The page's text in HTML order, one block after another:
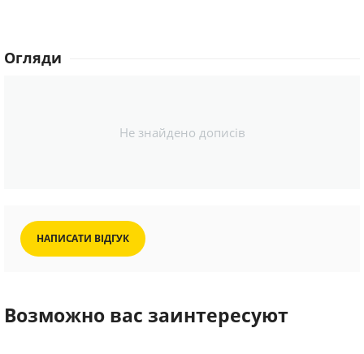
Огляди
Не знайдено дописів
НАПИСАТИ ВІДГУК
Возможно вас заинтересуют